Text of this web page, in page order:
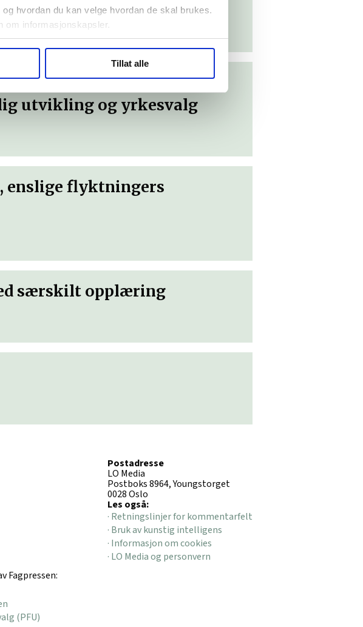
hvordan du kan velge hvordan de skal brukes.
informasjonskapsler.
informasjonskapsler (cookies) for å lære
annonser og utarbeide statistikk.
Tillat alle
fortellinger om
utvikling og yrkesvalg
enslige flyktningers
særskilt opplæring
Postadresse
LO Media
Postboks 8964, Youngstorget
0028 Oslo
Les også:
· Retningslinjer for kommentarfelt
· Bruk av kunstig intelligens
· Informasjon om cookies
· LO Media og personvern
Fagpressen:
(PFU)